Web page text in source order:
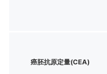
癌胚抗原定量(CEA)